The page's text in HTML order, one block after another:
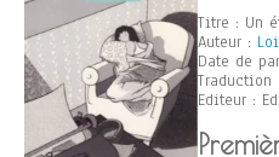
Titre : Un
Auteur :
Date de
Traduction
Editeur :